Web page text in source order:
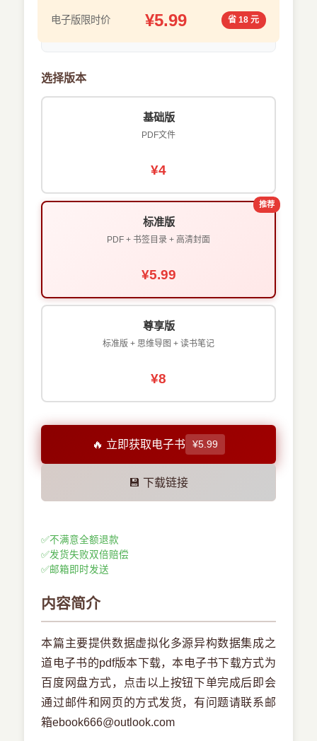
电子版限时价 ¥5.99 省 18 元
选择版本
基础版
PDF文件
¥4
推荐
标准版
PDF + 书签目录 + 高清封面
¥5.99
尊享版
标准版 + 思维导图 + 读书笔记
¥8
🔥 立即获取电子书 ¥5.99
💾 下载链接
✅不满意全额退款
✅发货失败双倍赔偿
✅邮箱即时发送
内容简介
本篇主要提供数据虚拟化多源异构数据集成之
道电子书的pdf版本下载，本电子书下载方式为
百度网盘方式，点击以上按钮下单完成后即会
通过邮件和网页的方式发货，有问题请联系邮
箱ebook666@outlook.com